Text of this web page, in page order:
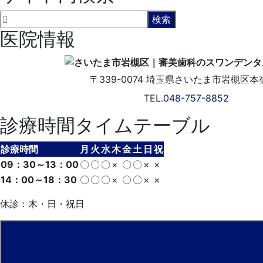
医院情報
〒339-0074埼玉県さいたま市岩槻区本
TEL.048-757-8852
診療時間タイムテーブル
診療時間 月 火 水木金土 日 祝
09：30～13：00〇 〇 〇 × 〇 〇 × ×
14：00～18：30 〇 〇 〇 × 〇 〇 × ×
休診：木・日・祝日